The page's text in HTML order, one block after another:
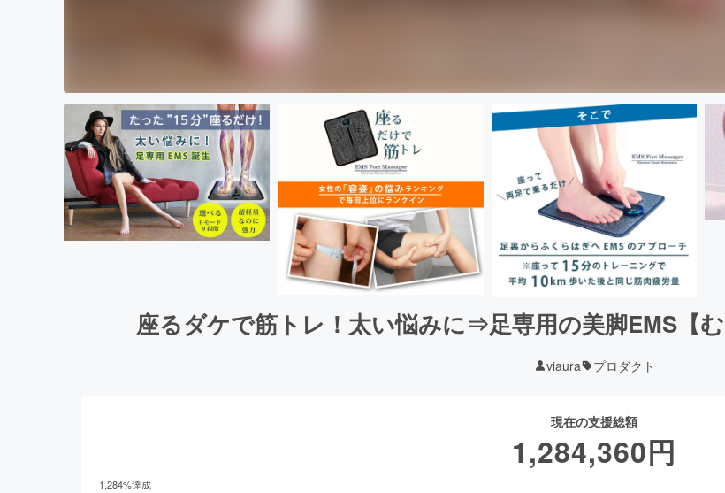
座るダケで筋トレ！太い悩みに⇒足専用の美脚EMS【
viaura プロダクト
現在の支援総額
1,284,360円
1,284%達成